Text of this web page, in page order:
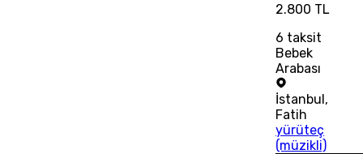
2.800 TL
6 taksit
Bebek
Arabası
İstanbul,
Fatih
yürüteç
(müzikli)